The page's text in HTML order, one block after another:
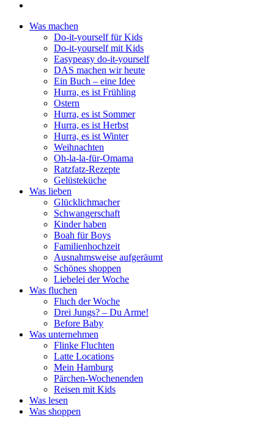
Was machen
Do-it-yourself für Kids
Do-it-yourself mit Kids
Easypeasy do-it-yourself
DAS machen wir heute
Ein Buch – eine Idee
Hurra, es ist Frühling
Ostern
Hurra, es ist Sommer
Hurra, es ist Herbst
Hurra, es ist Winter
Weihnachten
Oh-la-la-für-Omama
Ratzfatz-Rezepte
Gelüsteküche
Was lieben
Glücklichmacher
Schwangerschaft
Kinder haben
Boah für Boys
Familienhochzeit
Ausnahmsweise aufgeräumt
Schönes shoppen
Liebelei der Woche
Was fluchen
Fluch der Woche
Drei Jungs? – Du Arme!
Before Baby
Was unternehmen
Flinke Fluchten
Latte Locations
Mein Hamburg
Pärchen-Wochenenden
Reisen mit Kids
Was lesen
Was shoppen